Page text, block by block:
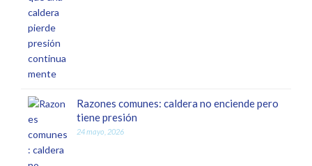
Razones comunes: caldera no enciende pero
tiene presión
24 mayo, 2026